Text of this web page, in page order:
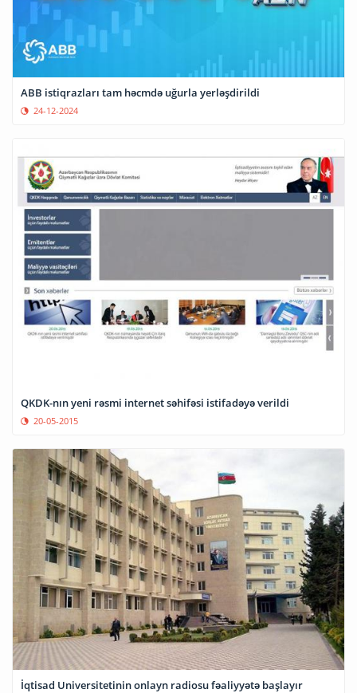
ABB istiqrazları tam həcmdə uğurla yerləşdirildi
24-12-2024
QKDK-nın yeni rəsmi internet səhifəsi istifadəyə verildi
20-05-2015
İqtisad Universitetinin onlayn radiosu fəaliyyətə başlayır